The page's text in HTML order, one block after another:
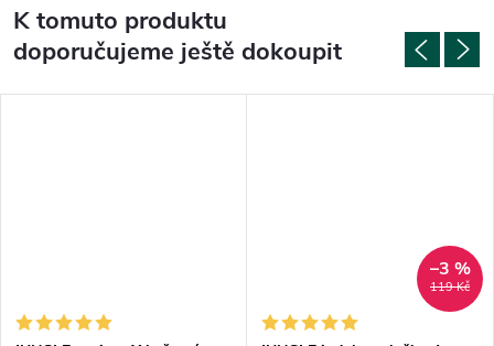
K tomuto produktu
doporučujeme ještě dokoupit
119 Kč
–3 %